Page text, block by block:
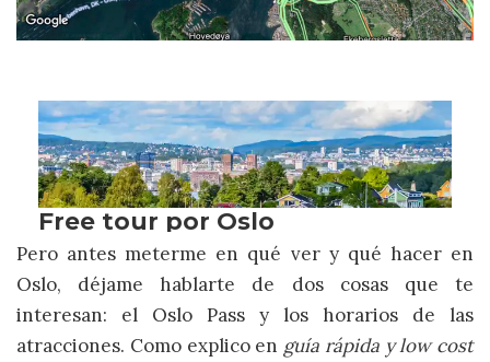
Pero antes meterme en qué ver y qué hacer en
Oslo, déjame hablarte de dos cosas que te
interesan: el Oslo Pass y los horarios de las
atracciones. Como explico en guía rápida y low cost